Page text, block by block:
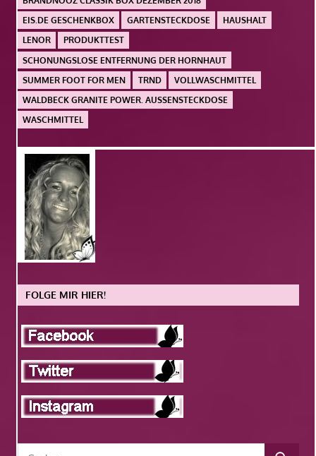
EIS.DE GESCHENKBOX
GARTENSTECKDOSE
HAUSHALT
LENOR
PRODUKTTEST
SCHONUNGSLOSE ENTFERNUNG DER HORNHAUT
SUMMER FOOT FOR MEN
TRND
VOLLWASCHMITTEL
WALDBECK GRANITE POWER. AUSSENSTECKDOSE
WASCHMITTEL
FOLGE MIR HIER!